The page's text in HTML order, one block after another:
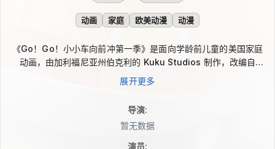
动画 家庭 欧美动漫 动漫
《Go！Go！小小车向前冲第一季》是面向学龄前儿童的美国家庭
动画，由加利福尼亚州伯克利的 Kuku Studios 制作，改编自
VTech Electronics 的“Go！Go！智能玩具车”系列。故事围绕小
汽车科里·卡森展开，它在邦波顿丘陵蜿蜒的小道上穿行，经历充
展开更多
导演:
暂无数据
演员: